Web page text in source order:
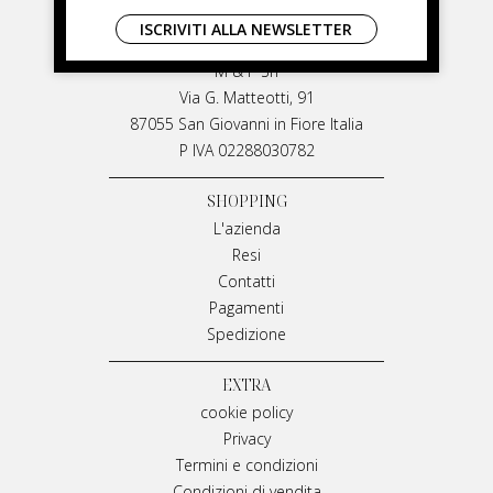
LIVIANA MIRARCHI
M & P Srl
Via G. Matteotti, 91
87055 San Giovanni in Fiore Italia
P IVA 02288030782
SHOPPING
L'azienda
Resi
Contatti
Pagamenti
Spedizione
EXTRA
cookie policy
Privacy
Termini e condizioni
ISCRIVITI ALLA NEWSLETTER